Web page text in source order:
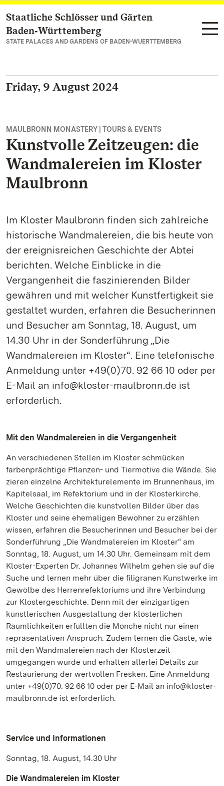
Navigate to main page
Staatliche Schlösser und Gärten
Baden‑Württemberg
STATE PALACES AND GARDENS OF BADEN-WUERTTEMBERG
Friday, 9 August 2024
MAULBRONN MONASTERY | TOURS & EVENTS
Kunstvolle Zeitzeugen: die
Wandmalereien im Kloster
Maulbronn
Im Kloster Maulbronn finden sich zahlreiche
historische Wandmalereien, die bis heute von
der ereignisreichen Geschichte der Abtei
berichten. Welche Einblicke in die
Vergangenheit die faszinierenden Bilder
gewähren und mit welcher Kunstfertigkeit sie
gestaltet wurden, erfahren die Besucherinnen
und Besucher am Sonntag, 18. August, um
14.30 Uhr in der Sonderführung „Die
Wandmalereien im Kloster“. Eine telefonische
Anmeldung unter +49(0)70. 92 66 10 oder per
E-Mail an info@kloster-maulbronn.de ist
erforderlich.
Mit den Wandmalereien in die Vergangenheit
An verschiedenen Stellen im Kloster schmücken
farbenprächtige Pflanzen- und Tiermotive die Wände. Sie
zieren einzelne Architekturelemente im Brunnenhaus, im
Kapitelsaal, im Refektorium und in der Klosterkirche.
Welche Geschichten die kunstvollen Bilder über das
Kloster und seine ehemaligen Bewohner zu erzählen
wissen, erfahren die Besucherinnen und Besucher bei der
Sonderführung „Die Wandmalereien im Kloster“ am
Sonntag, 18. August, um 14.30 Uhr. Gemeinsam mit dem
Kloster-Experten Dr. Johannes Wilhelm gehen sie auf die
Suche und lernen mehr über die filigranen Kunstwerke im
Gewölbe des Herrenrefektoriums und ihre Verbindung
zur Klostergeschichte. Denn mit der einzigartigen
künstlerischen Ausgestaltung der klösterlichen
Räumlichkeiten erfüllten die Mönche nicht nur einen
repräsentativen Anspruch. Zudem lernen die Gäste, wie
mit den Wandmalereien nach der Klosterzeit
umgegangen wurde und erhalten allerlei Details zur
Restaurierung der wertvollen Fresken. Eine Anmeldung
unter +49(0)70. 92 66 10 oder per E-Mail an info@kloster-
maulbronn.de ist erforderlich.
Service und Informationen
Sonntag, 18. August, 14.30 Uhr
Die Wandmalereien im Kloster